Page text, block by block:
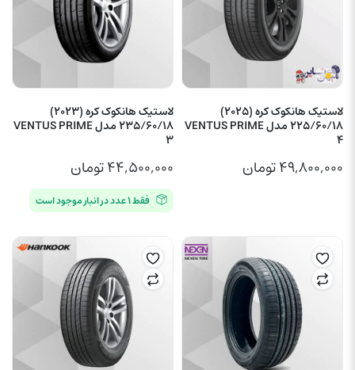
لاستیک هانکوک کره (2025)
225/60/18 مدل VENTUS PRIME
4
۴۹,۸۰۰,۰۰۰تومان
لاستیک هانکوک کره (2023)
235/60/18 مدل VENTUS PRIME
3
۴۴,۵۰۰,۰۰۰تومان
فقط ۱ عدد در انبار موجود است